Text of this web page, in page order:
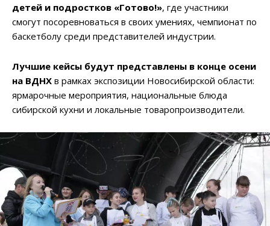
детей и подростков «Готово!», где участники
смогут посоревноваться в своих умениях, чемпионат по
баскетболу среди представителей индустрии.
Лучшие кейсы будут представлены в конце осени
на ВДНХ в рамках экспозиции Новосибирской области:
ярмарочные мероприятия, национальные блюда
сибирской кухни и локальные товаропроизводители.